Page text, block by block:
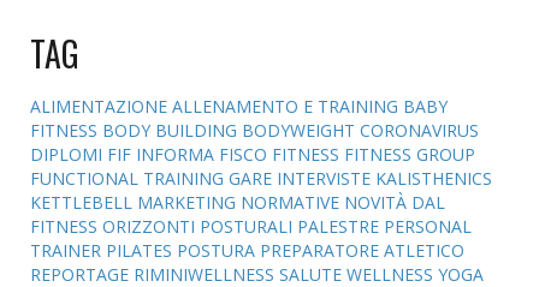
TAG
ALIMENTAZIONE ALLENAMENTO E TRAINING BABY
FITNESS BODY BUILDING BODYWEIGHT CORONAVIRUS
DIPLOMI FIF INFORMA FISCO FITNESS FITNESS GROUP
FUNCTIONAL TRAINING GARE INTERVISTE KALISTHENICS
KETTLEBELL MARKETING NORMATIVE NOVITÀ DAL
FITNESS ORIZZONTI POSTURALI PALESTRE PERSONAL
TRAINER PILATES POSTURA PREPARATORE ATLETICO
REPORTAGE RIMINIWELLNESS SALUTE WELLNESS YOGA